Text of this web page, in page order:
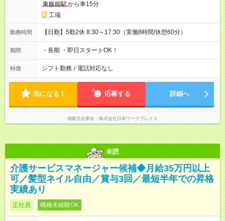
東飯能駅から車15分
工場
勤務時間 【日勤】5勤2休 8:30～17:30（実働8時間/休憩60分）
期間 ・長期 ・即日スタートOK！
特徴 シフト勤務 / 電話対応なし
気になる！ 応募する 詳細へ
掲載元企業名 株式会社日本ワークプレイス
未読
介護サービスマネージャー候補◆月給35万円以上
可／髪型ネイル自由／賞与3回／最短半年での昇格
実績あり
正社員 職種未経験OK